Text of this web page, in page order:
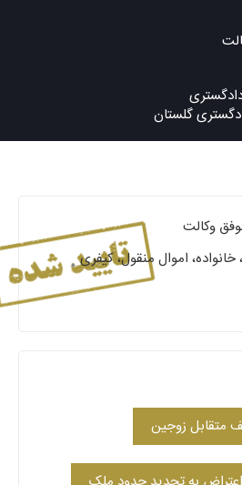
گلستان
اموال منقول، کیفری
متقابل زوجین